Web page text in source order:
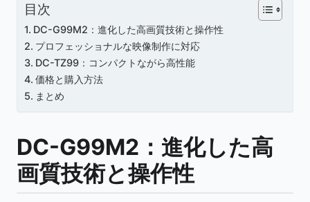
目次
DC-G99M2：進化した高画質技術と操作性
プロフェッショナルな映像制作に対応
DC-TZ99：コンパクトながら高性能
価格と購入方法
まとめ
DC-G99M2：進化した高
画質技術と操作性